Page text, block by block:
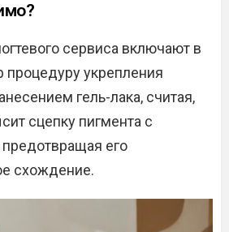
сервиса включают в
укрепления
гель-лака, считая,
сцепку пигмента с
его
схождение.